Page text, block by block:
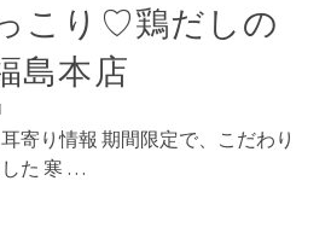
こり♡鶏だしの
島本店
寄り情報 期間限定で、こだわり
た 寒 …